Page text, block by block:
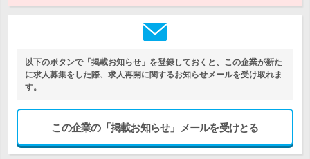
以下のボタンで「掲載お知らせ」を登録しておくと、この企業が新た
に求人募集をした際、求人再開に関するお知らせメールを受け取れま
す。
この企業の「掲載お知らせ」メールを受けとる